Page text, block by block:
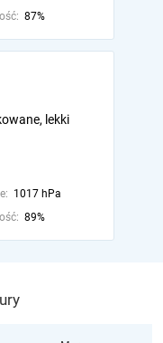
87%
lekki
1017 hPa
89%